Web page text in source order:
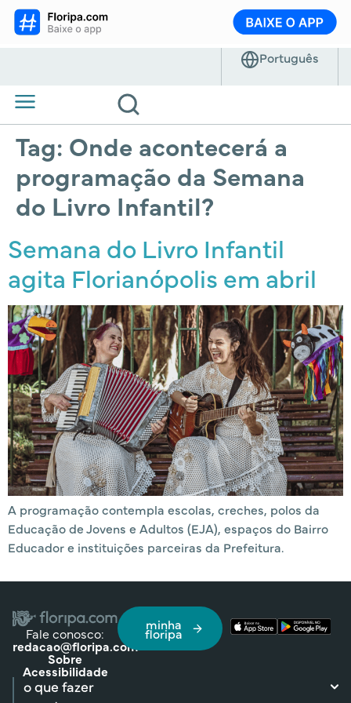
Tag: Onde acontecerá a
programação da Semana
do Livro Infantil?
Semana do Livro Infantil
agita Florianópolis em abril
A programação contempla escolas, creches, polos da
Educação de Jovens e Adultos (EJA), espaços do Bairro
Educador e instituições parceiras da Prefeitura.
Fale conosco:
redacao@floripa.com
Sobre
Acessibilidade
minha
floripa
o que fazer